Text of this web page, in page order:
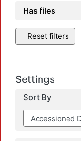
Has files
Reset filters
Settings
Sort By